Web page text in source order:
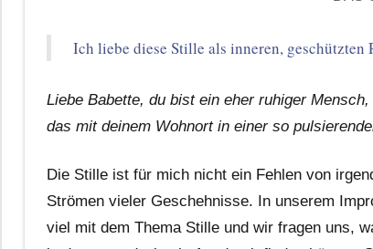
Ich liebe diese Stille als inneren, geschützten
Liebe Babette, du bist ein eher ruhiger
das mit deinem Wohnort in einer so
Die Stille ist für mich nicht ein Fehlen von
Strömen vieler Geschehnisse. In unserem
viel mit dem Thema Stille und wir fragen uns,